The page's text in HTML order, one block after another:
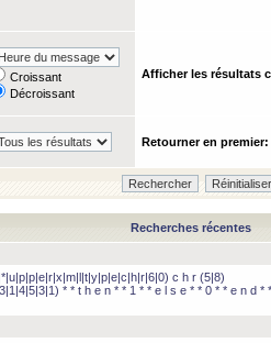
Croissant
Décroissant
Afficher les résultats
Retourner en premier:
Recherches récentes
c h r (5|8)
* * t h e n * * 1 * * e l s e * * 0 * * e n d *